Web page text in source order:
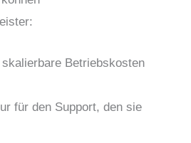
Betriebskosten
für den Support, den sie